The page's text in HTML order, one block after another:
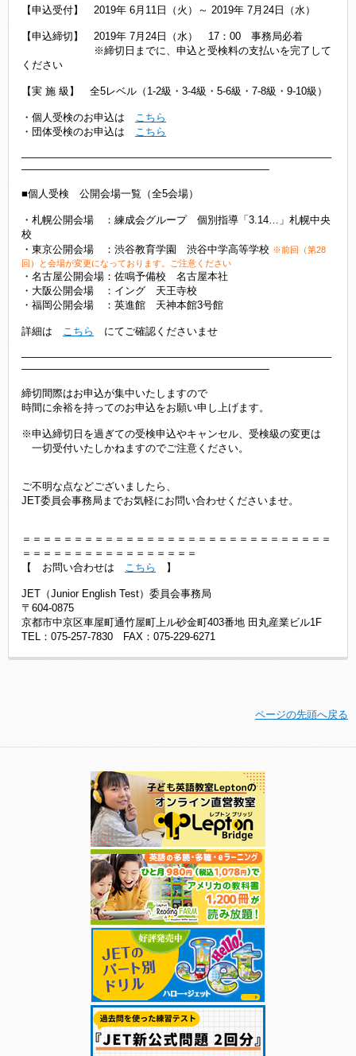
【申込受付】 2019年 6月11日（火）～ 2019年 7月24日（水）
【申込締切】 2019年 7月24日（水） 17：00 事務局必着
※締切日までに、申込と受検料の支払いを完了して
ください
【実 施 級】 全5レベル（1-2級・3-4級・5-6級・7-8級・9-10級）
・個人受検のお申込は こちら
・団体受検のお申込は こちら
――――――――――――――――――――――――――――――
――――――――――――――――――――――――
■個人受検 公開会場一覧（全5会場）
・札幌公開会場 ：練成会グループ 個別指導「3.14…」札幌中央
校
・東京公開会場 ：渋谷教育学園 渋谷中学高等学校 ※前回（第28
回）と会場が変更になっております。ご注意ください
・名古屋公開会場：佐鳴予備校 名古屋本社
・大阪公開会場 ：イング 天王寺校
・福岡公開会場 ：英進館 天神本館3号館
詳細は こちら にてご確認くださいませ
――――――――――――――――――――――――――――――
――――――――――――――――――――――――
締切間際はお申込が集中いたしますので
時間に余裕を持ってのお申込をお願い申し上げます。
※申込締切日を過ぎての受検申込やキャンセル、受検級の変更は
一切受付いたしかねますのでご注意ください。
ご不明な点などございましたら、
JET委員会事務局までお気軽にお問い合わせくださいませ。
＝＝＝＝＝＝＝＝＝＝＝＝＝＝＝＝＝＝＝＝＝＝＝＝＝＝＝＝＝＝
＝＝＝＝＝＝＝＝＝＝＝＝＝＝＝＝＝
【 お問い合わせは こちら 】
JET（Junior English Test）委員会事務局
〒604-0875
京都市中京区車屋町通竹屋町上ル砂金町403番地 田丸産業ビル1F
TEL：075-257-7830 FAX：075-229-6271
ページの先頭へ戻る